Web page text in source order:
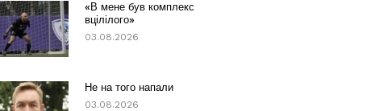
«В мене був комплекс
вцілілого»
03.08.2026
Не на того напали
03.08.2026